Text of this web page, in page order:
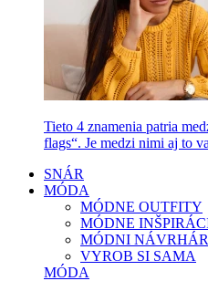
Tieto 4 znamenia patria
flags“. Je medzi nimi aj to
SNÁR
MÓDA
MÓDNE OUTFITY
MÓDNE
MÓDNI
VYROB SI SAMA
MÓDA